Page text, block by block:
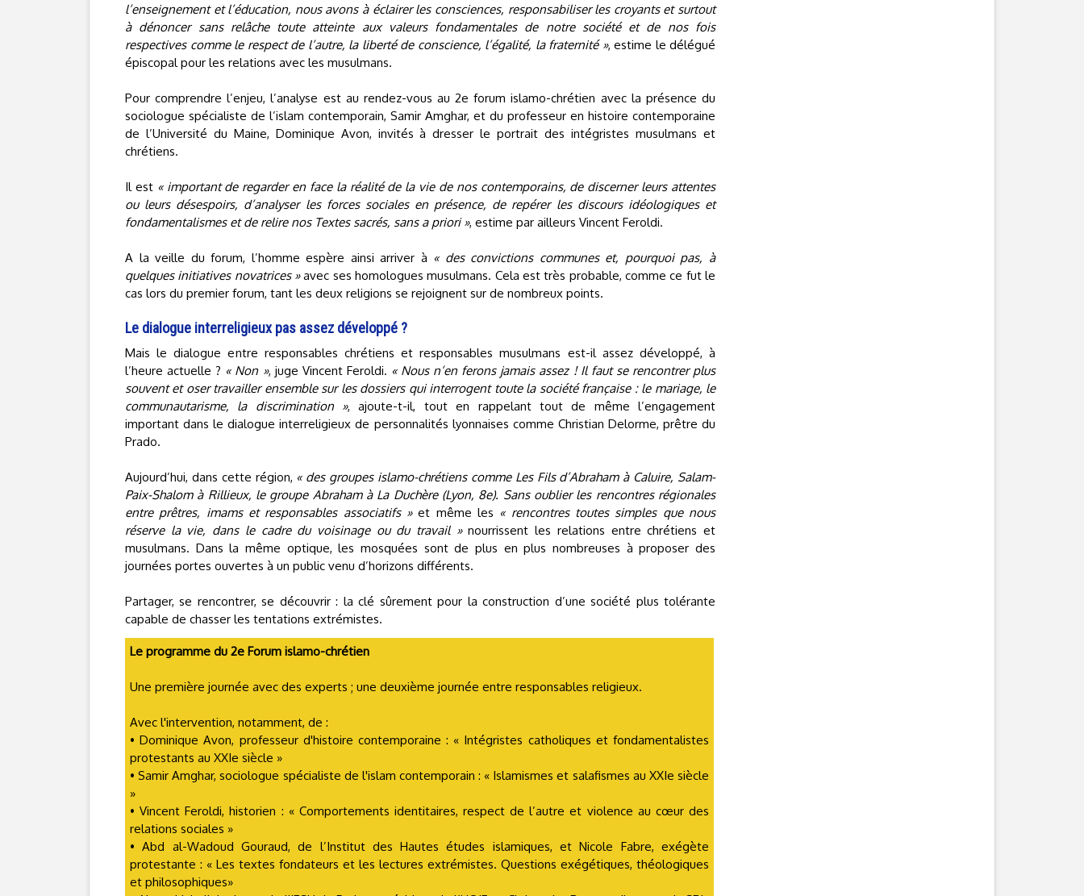
l’enseignement et l’éducation, nous avons à éclairer les consciences, responsabiliser les croyants et surtout
à dénoncer sans relâche toute atteinte aux valeurs fondamentales de notre société et de nos fois
respectives comme le respect de l’autre, la liberté de conscience, l’égalité, la fraternité », estime le délégué
épiscopal pour les relations avec les musulmans.
Pour comprendre l’enjeu, l’analyse est au rendez-vous au 2e forum islamo-chrétien avec la présence du
sociologue spécialiste de l’islam contemporain, Samir Amghar, et du professeur en histoire contemporaine
de l’Université du Maine, Dominique Avon, invités à dresser le portrait des intégristes musulmans et
chrétiens.
Il est « important de regarder en face la réalité de la vie de nos contemporains, de discerner leurs attentes
ou leurs désespoirs, d’analyser les forces sociales en présence, de repérer les discours idéologiques et
fondamentalismes et de relire nos Textes sacrés, sans a priori », estime par ailleurs Vincent Feroldi.
A la veille du forum, l’homme espère ainsi arriver à « des convictions communes et, pourquoi pas, à
quelques initiatives novatrices »avec ses homologues musulmans. Cela est très probable, comme ce fut le
cas lors du premier forum, tant les deux religions se rejoignent sur de nombreux points.
Le dialogue interreligieux pas assez développé ?
Mais le dialogue entre responsables chrétiens et responsables musulmans est-il assez développé, à
l’heure actuelle ? « Non », juge Vincent Feroldi. « Nous n’en ferons jamais assez ! Il faut se rencontrer plus
souvent et oser travailler ensemble sur les dossiers qui interrogent toute la société française : le mariage, le
communautarisme, la discrimination », ajoute-t-il, tout en rappelant tout de même l’engagement
important dans le dialogue interreligieux de personnalités lyonnaises comme Christian Delorme, prêtre du
Prado.
Aujourd’hui, dans cette région, « des groupes islamo-chrétiens comme Les Fils d’Abraham à Caluire, Salam-
Paix-Shalom à Rillieux, le groupe Abraham à La Duchère (Lyon, 8e). Sans oublier les rencontres régionales
entre prêtres, imams et responsables associatifs »et même les « rencontres toutes simples que nous
réserve la vie, dans le cadre du voisinage ou du travail »nourrissent les relations entre chrétiens et
musulmans. Dans la même optique, les mosquées sont de plus en plus nombreuses à proposer des
journées portes ouvertes à un public venu d’horizons différents.
Partager, se rencontrer, se découvrir : la clé sûrement pour la construction d’une société plus tolérante
capable de chasser les tentations extrémistes.
Le programme du 2e Forum islamo-chrétien
Une première journée avec des experts ; une deuxième journée entre responsables religieux.
Avec l'intervention, notamment, de :
• Dominique Avon, professeur d'histoire contemporaine : « Intégristes catholiques et fondamentalistes
protestants au XXIe siècle »
• Samir Amghar, sociologue spécialiste de l'islam contemporain : « Islamismes et salafismes au XXIe siècle
»
• Vincent Feroldi, historien : « Comportements identitaires, respect de l’autre et violence au cœur des
relations sociales »
• Abd al-Wadoud Gouraud, de l’Institut des Hautes études islamiques, et Nicole Fabre, exégète
protestante : « Les textes fondateurs et les lectures extrémistes. Questions exégétiques, théologiques
et philosophiques»